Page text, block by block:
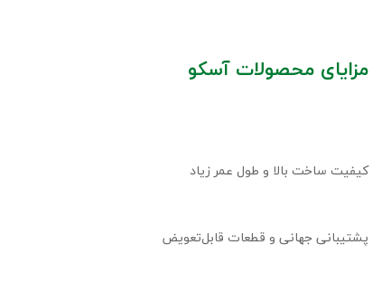
مزایای محصولات آسکو
کیفیت ساخت بالا و طول عمر زیاد
پشتیبانی جهانی و قطعات قابل‌تعویض